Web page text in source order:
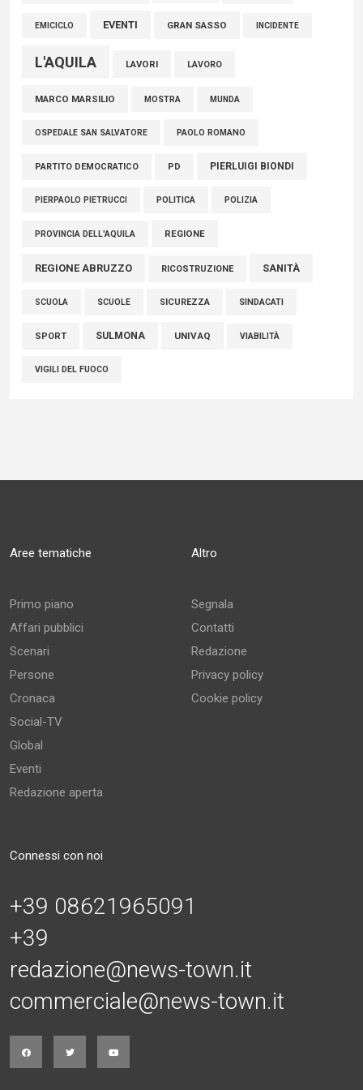
EMICICLO EVENTI GRAN SASSO INCIDENTE
L'AQUILA LAVORI LAVORO
MARCO MARSILIO MOSTRA MUNDA
OSPEDALE SAN SALVATORE PAOLO ROMANO
PARTITO DEMOCRATICO PD PIERLUIGI BIONDI
PIERPAOLO PIETRUCCI POLITICA POLIZIA
PROVINCIA DELL'AQUILA REGIONE
REGIONE ABRUZZO RICOSTRUZIONE SANITÀ
SCUOLA SCUOLE SICUREZZA SINDACATI
SPORT SULMONA UNIVAQ VIABILITÀ
VIGILI DEL FUOCO
Aree tematiche
Primo piano
Affari pubblici
Scenari
Persone
Cronaca
Social-TV
Global
Eventi
Redazione aperta
Altro
Segnala
Contatti
Redazione
Privacy policy
Cookie policy
Connessi con noi
+39 08621965091
+39
redazione@news-town.it
commerciale@news-town.it